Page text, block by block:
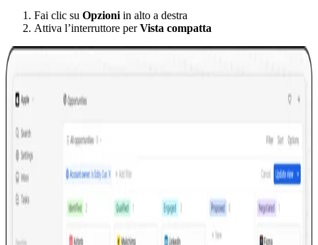
Fai clic su Opzioni in alto a destra
Attiva l’interruttore perVista compatta